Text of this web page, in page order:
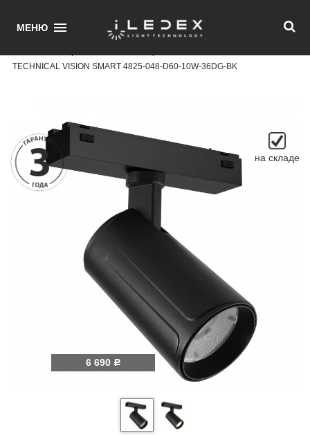
МЕНЮ
TECHNICAL VISION SMART 4825-048-D60-10W-36DG-BK
на складе
6 690 Р